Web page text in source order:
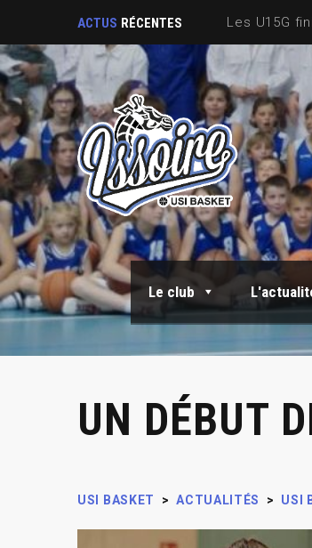
ACTUS RÉCENTES
Le club
UN DÉBUT
USI BASKET > ACTUALITÉS > USI